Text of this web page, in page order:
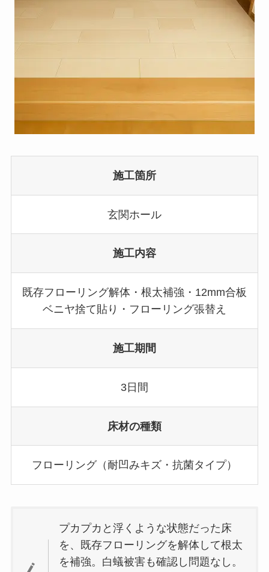
施工箇所
玄関ホール
施工内容
既存フローリング解体・根太補強・12mm合板
ベニヤ捨て貼り・フローリング張替え
施工期間
3日間
床材の種類
フローリング（耐凹みキズ・抗菌タイプ）
プカプカと浮くような状態だった床
を、既存フローリングを解体して根太
を補強。白蟻被害も確認し問題なし。